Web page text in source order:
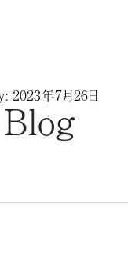
2023年7月26日
Blog